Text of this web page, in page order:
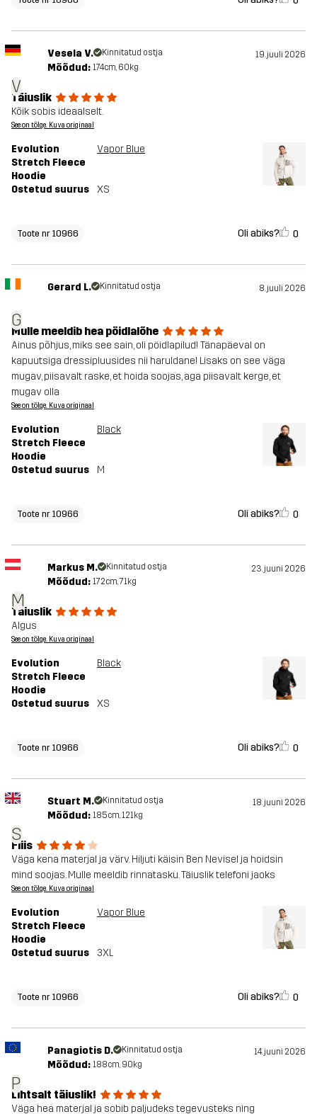
V
Vesela V. Kinnitatud ostja 19. juuli 2026
Mõõdud: 174cm, 60kg
Täiuslik
Kõik sobis ideaalselt.
See on tõlge. Kuva originaal
Evolution
Stretch Fleece
Hoodie
Vapor Blue
Ostetud suurus XS
Toote nr 10966 Oli abiks? 0
G
Gerard L. Kinnitatud ostja 8. juuli 2026
Mulle meeldib hea pöidlalõhe
Ainus põhjus, miks see sain, oli pöidlapilud! Tänapäeval on
kapuutsiga dressipluusides nii haruldane! Lisaks on see väga
mugav, piisavalt raske, et hoida soojas, aga piisavalt kerge, et
mugav olla
See on tõlge. Kuva originaal
Evolution
Stretch Fleece
Hoodie
Black
Ostetud suurus M
Toote nr 10966 Oli abiks? 0
M
Markus M. Kinnitatud ostja 23. juuni 2026
Mõõdud: 172cm, 71kg
Täiuslik
Algus
See on tõlge. Kuva originaal
Evolution
Stretch Fleece
Hoodie
Black
Ostetud suurus XS
Toote nr 10966 Oli abiks? 0
S
Stuart M. Kinnitatud ostja 18. juuni 2026
Mõõdud: 185cm, 121kg
Fliis
Väga kena materjal ja värv. Hiljuti käisin Ben Nevisel ja hoidsin
mind soojas. Mulle meeldib rinnatasku. Täiuslik telefoni jaoks
See on tõlge. Kuva originaal
Evolution
Stretch Fleece
Hoodie
Vapor Blue
Ostetud suurus 3XL
Toote nr 10966 Oli abiks? 0
P
Panagiotis D. Kinnitatud ostja 14. juuni 2026
Mõõdud: 188cm, 90kg
Lihtsalt täiuslik!
Väga hea materjal ja sobib paljudeks tegevusteks ning